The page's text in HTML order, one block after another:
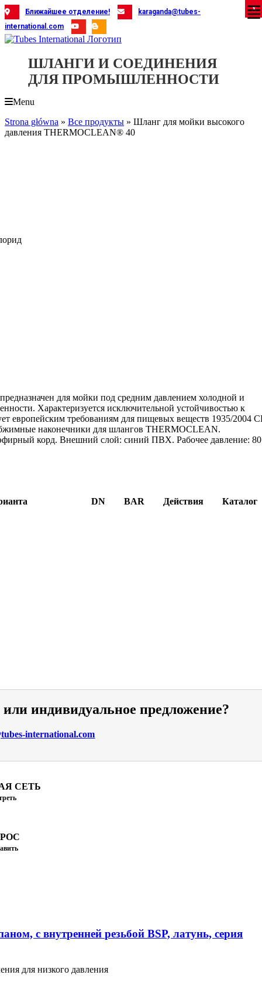
Skip
to
content
Ближайшее отделение!
karaganda@tubes-
international.com
ШЛАНГИ И СОЕДИНЕНИЯ
ДЛЯ ПРОМЫШЛЕННОСТИ
Menu
Strona główna » Все продукты » Шланг для мойки высокого
давления THERMOCLEAN® 40
для мойки под средним давлением холодной и
Характеризуется исключительной устойчивостью к
европейским требованиям для пищевых веществ 1935/2004
наконечники для шлангов THERMOCLEAN.
корд. Внешний слой: синий ПВХ. Рабочее давление: 80
DN BAR Действия Каталог
индивидуальное предложение?
international.com
СЕТЬ
с внутренней резьбой BSP, латунь, серия
для низкого давления
X
X
X
X
X
X
X
X
X
X
X
X
X
X
X
X
X
X
X